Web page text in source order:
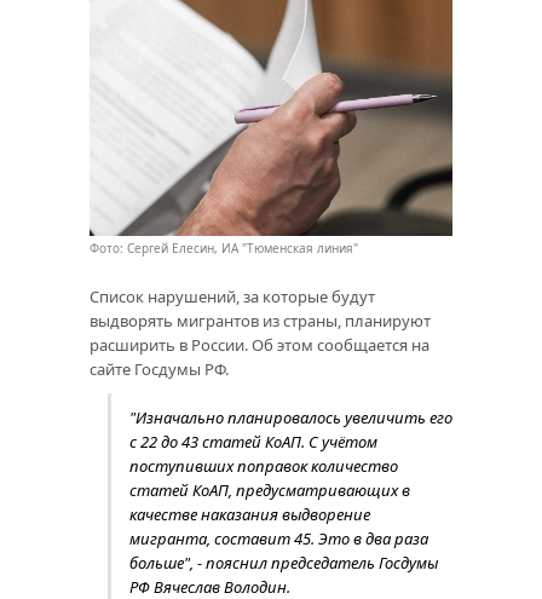
Фото: Сергей Елесин, ИА "Тюменская линия"
Список нарушений, за которые будут
выдворять мигрантов из страны, планируют
расширить в России. Об этом сообщается на
сайте Госдумы РФ.
"Изначально планировалось увеличить его
с 22 до 43 статей КоАП. С учётом
поступивших поправок количество
статей КоАП, предусматривающих в
качестве наказания выдворение
мигранта, составит 45. Это в два раза
больше", - пояснил председатель Госдумы
РФ Вячеслав Володин.